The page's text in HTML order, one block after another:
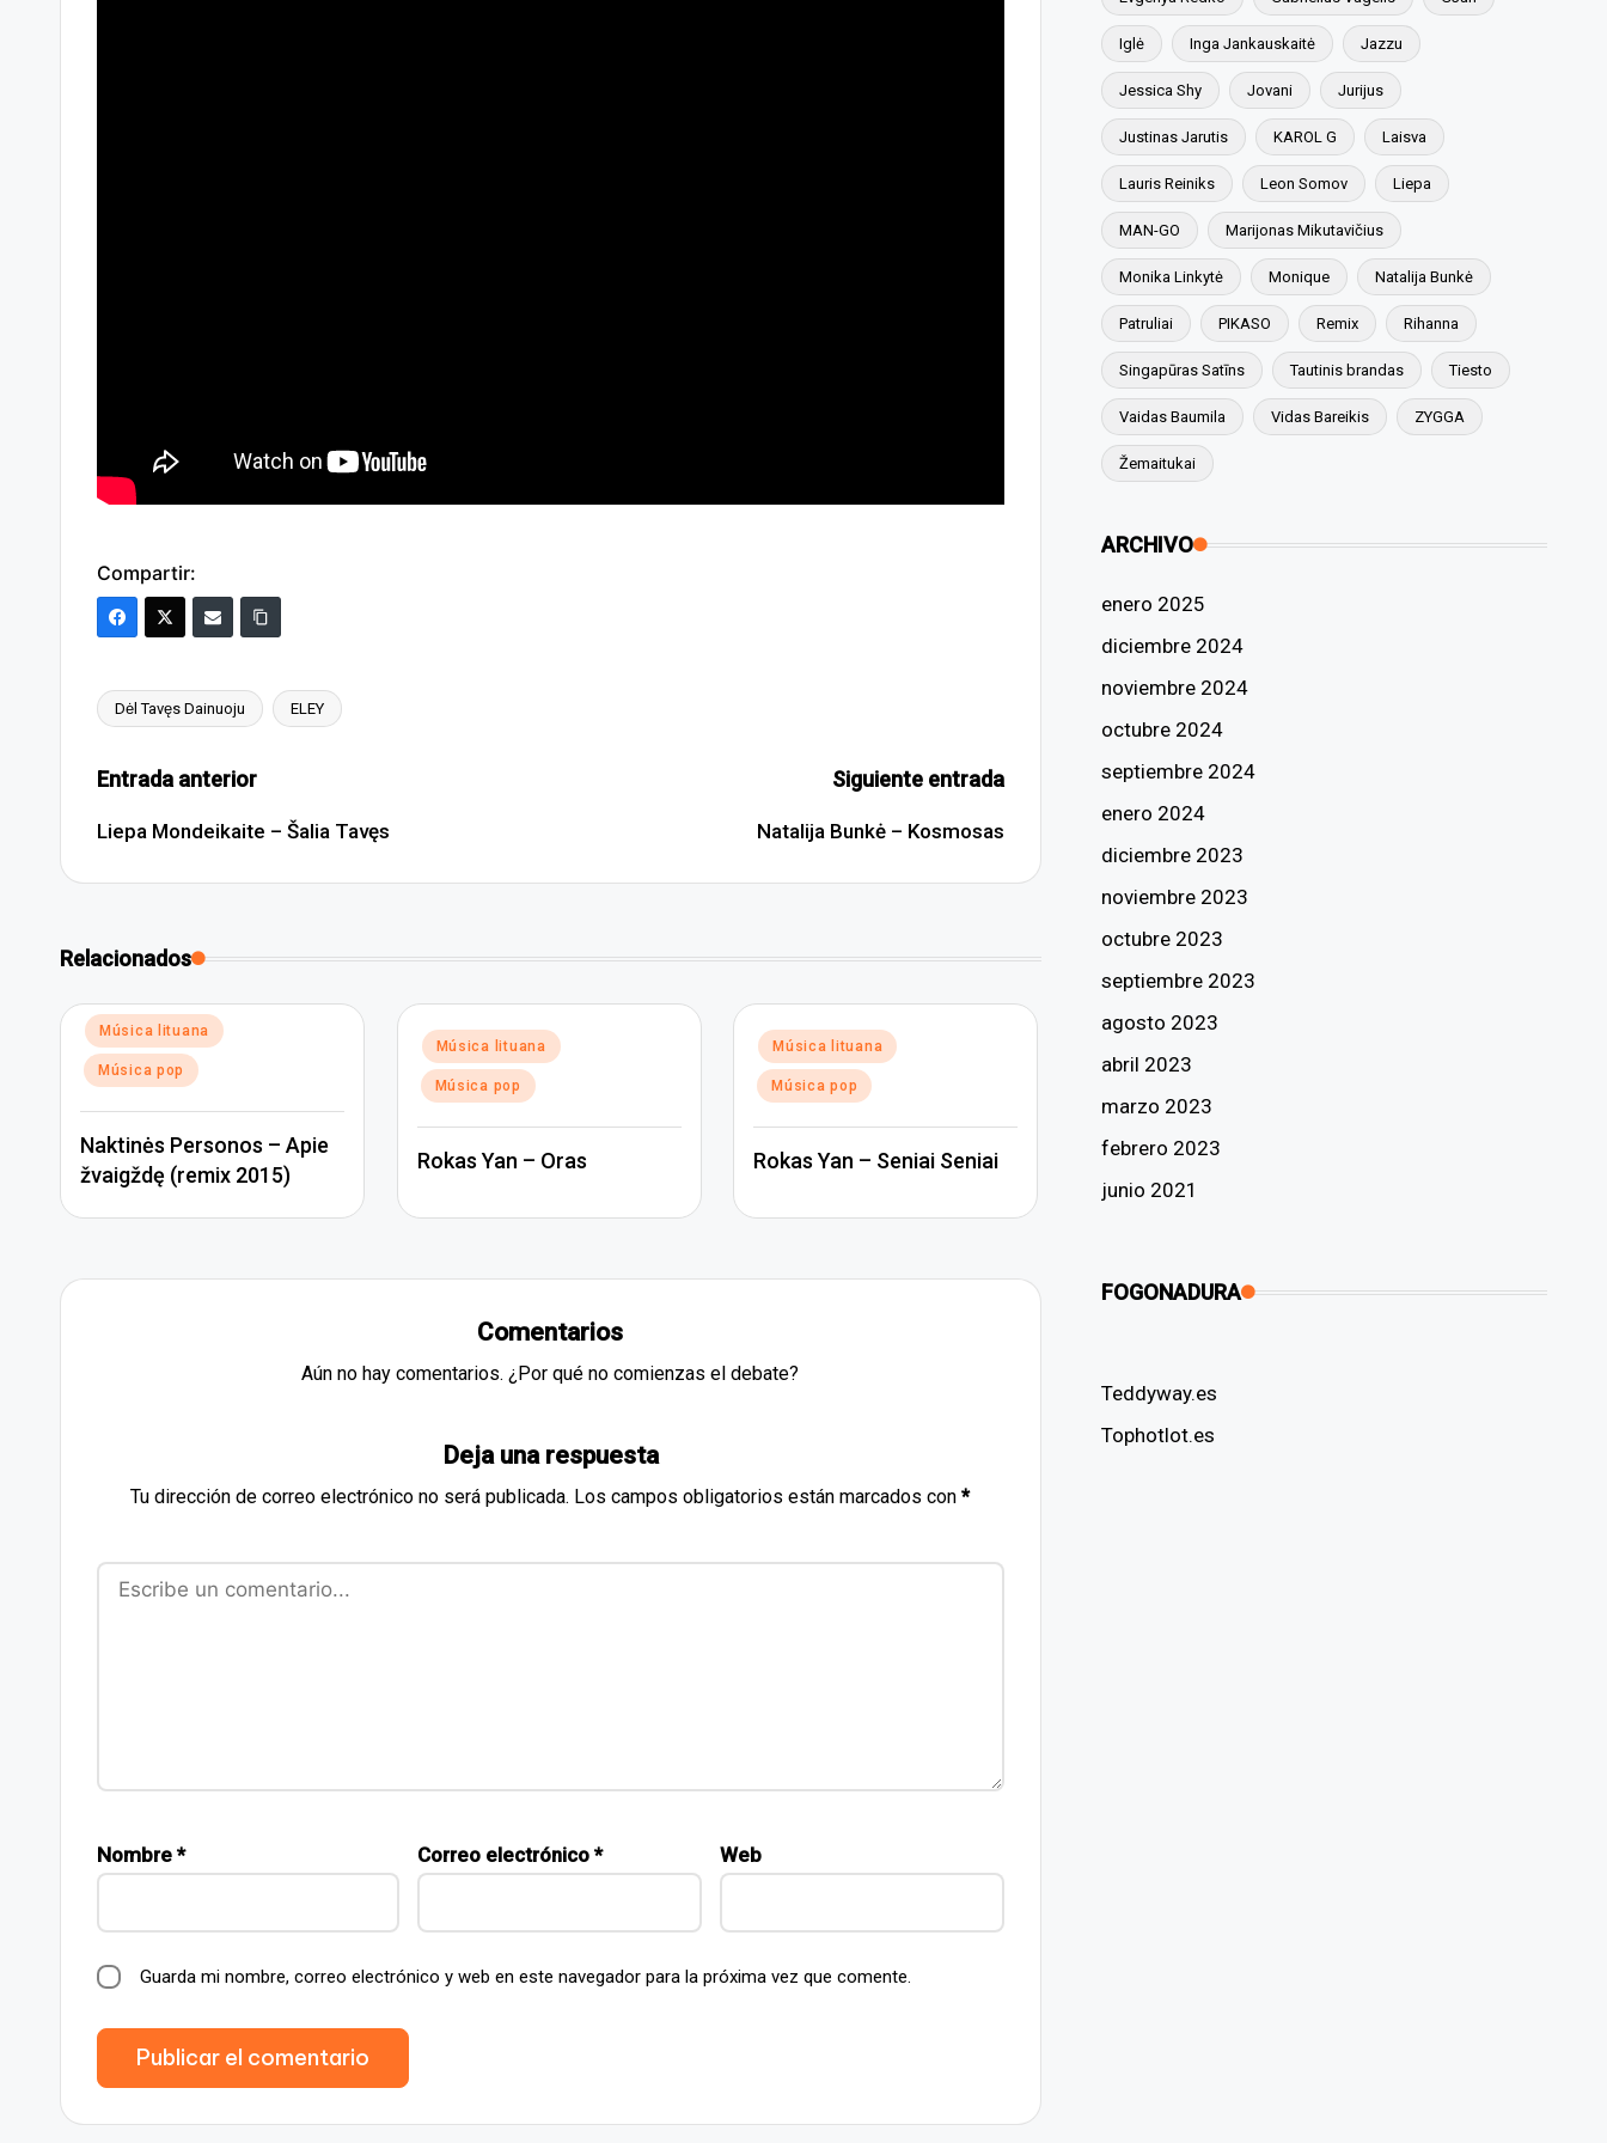
Compartir:
Etiquetas:
Dėl Tavęs Dainuoju ELEY
Navegación
de
Entrada anterior
Liepa Mondeikaite – Šalia Tavęs
Siguiente entrada
Natalija Bunkė – Kosmosas
Relacionados
Publicado
en
Música lituana
Música pop
Naktinės Personos – Apie
žvaigždę (remix 2015)
Publicado
en
Música lituana
Música pop
Rokas Yan – Oras
Publicado
en
Música lituana
Música pop
Rokas Yan – Seniai Seniai
Comentarios
Aún no hay comentarios. ¿Por qué no comienzas el debate?
Deja una respuesta
Tu dirección de correo electrónico no será publicada. Los campos obligatorios están marcados con*
Nombre * Correo electrónico * Web
Guarda mi nombre, correo electrónico y web en este navegador para la próxima vez que comente.
Iglė Inga Jankauskaitė Jazzu
Jessica Shy Jovani Jurijus
Justinas Jarutis KAROL G Laisva
Lauris Reiniks Leon Somov Liepa
MAN-GO Marijonas Mikutavičius
Monika Linkytė Monique Natalija Bunkė
Patruliai PIKASO Remix Rihanna
Singapūras Satīns Tautinis brandas Tiesto
Vaidas Baumila Vidas Bareikis ZYGGA
Žemaitukai
ARCHIVO
enero 2025
diciembre 2024
noviembre 2024
octubre 2024
septiembre 2024
enero 2024
diciembre 2023
noviembre 2023
octubre 2023
septiembre 2023
agosto 2023
abril 2023
marzo 2023
febrero 2023
junio 2021
FOGONADURA
Teddyway.es
Tophotlot.es